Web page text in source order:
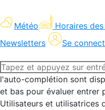
Météo Horaires
Newsletters
Se
Recherche
:l'auto-complétion sont
et bas pour évaluer entrer
Utilisateurs et utilisatrices